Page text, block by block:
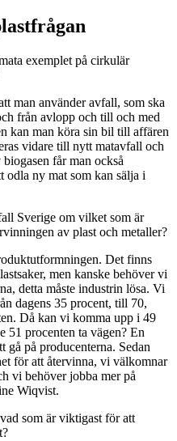
exemplet på cirkulär
man använder avfall, som ska
från avlopp och till och med
kan man köra sin bil till affären
vidare till nytt matavfall och
får man också
odla ny mat som kan sälja i
Sverige om vilket som är
av plast och metaller?
Det finns
men kanske behöver vi
detta måste industrin lösa. Vi
dagens 35 procent, till 70,
Då kan vi komma upp i 49
51 procenten ta vägen? En
gå på producenterna. Sedan
för att återvinna, vi välkomnar
vi behöver jobba mer på
Wiqvist.
som är viktigast för att